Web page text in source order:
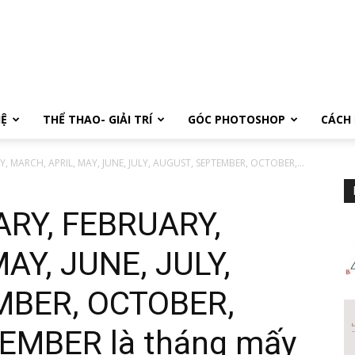
THỂ THAO- GIẢI TRÍ GÓC PHOTOSHOP CÁCH
MARCH, APRIL, MAY, JUNE, JULY, AUGUST, SEPTEMBER, OCTOBER,...
FEBRUARY,
JUNE, JULY,
OCTOBER,
là tháng mấy